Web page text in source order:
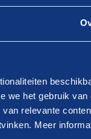
we het gebruik van
relevante
Meer